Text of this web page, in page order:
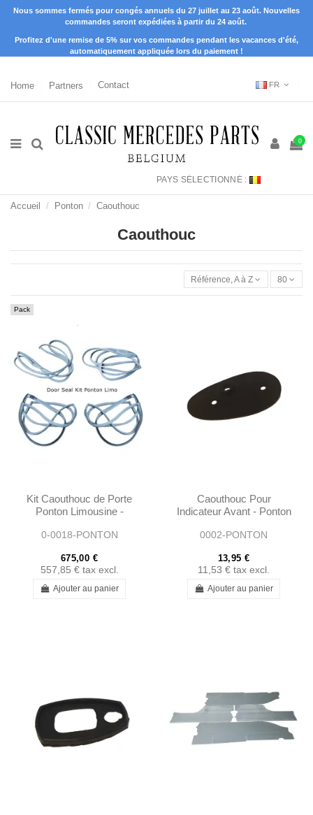
Nous sommes fermés pour congés annuels du 27 juillet au 23 août. Nouvelles
commandes seront expédiées à partir du 24 août.
Profitez d'une remise de 5% sur vos commandes pendant les vacances d'été,
automatiquement appliquée lors du paiement !
Home Partners Contact FR
0
PAYS SÉLECTIONNÉ :
Accueil Ponton Caouthouc
Caouthouc
Référence, A à Z 80
Pack
Kit Caouthouc de Porte
Ponton Limousine -
0-0018-PONTON
675,00 €
557,85 € tax excl.
Ajouter au panier
Caouthouc Pour
Indicateur Avant - Ponton
120820025
0002-PONTON
13,95 €
11,53 € tax excl.
Ajouter au panier